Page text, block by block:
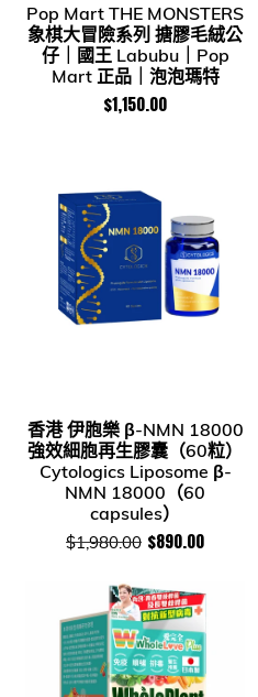
Pop Mart THE MONSTERS
象棋大冒險系列 搪膠毛絨公
仔｜國王 Labubu｜Pop
Mart 正品｜泡泡瑪特
$1,150.00
香港 伊胞樂 β-NMN 18000
強效細胞再生膠囊（60粒）
Cytologics Liposome β-
NMN 18000（60
capsules）
$1,980.00 $890.00